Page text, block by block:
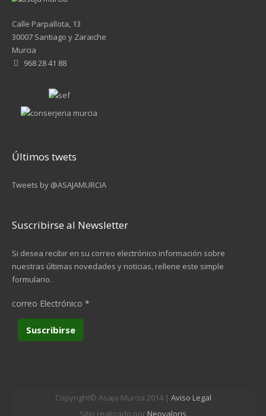
Calle Parpallota, 13
30007 Santiago y Zaraiche
Murcia
968 28 41 88
Últimos twets
Tweets by @ASAJAMURCIA
Suscribirse al Newsletter
Si desea recibir en su correo electrónico información sobre
nuestras últimas novedades y noticias, rellene este simple
formulario.
correo Electrónico *
Copyright© Asaja Murcia 2014 | Aviso Legal
Sitio realizado por Neovaloris